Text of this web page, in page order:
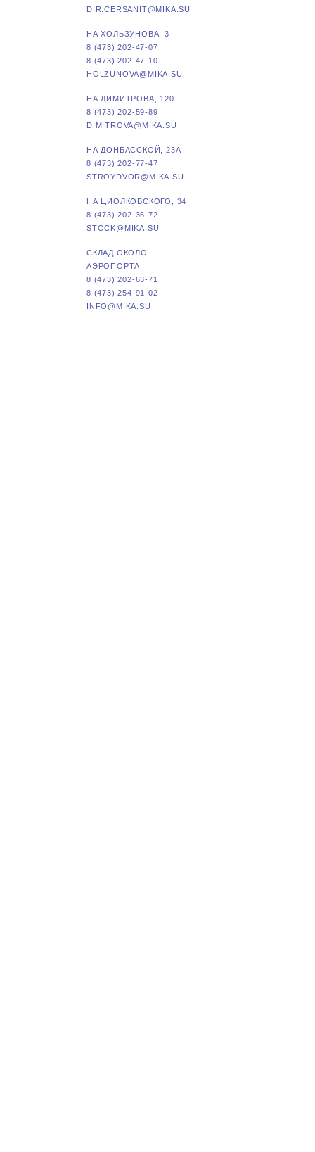
DIR.CERSANIT@MIKA.SU
НА ХОЛЬЗУНОВА, 3
8 (473) 202-47-07
8 (473) 202-47-10
HOLZUNOVA@MIKA.SU
НА ДИМИТРОВА, 120
8 (473) 202-59-89
DIMITROVA@MIKA.SU
НА ДОНБАССКОЙ, 23А
8 (473) 202-77-47
STROYDVOR@MIKA.SU
НА ЦИОЛКОВСКОГО, 34
8 (473) 202-36-72
STOCK@MIKA.SU
СКЛАД ОКОЛО
АЭРОПОРТА
8 (473) 202-63-71
8 (473) 254-91-02
INFO@MIKA.SU